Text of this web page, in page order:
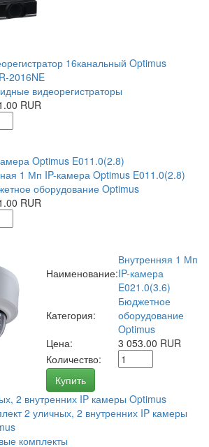
16канальный Optimus
2016NE
видеорегистраторы
RUR
1 Мп IP-камера Optimus E011.0(2.8)
оборудование Optimus
RUR
Наименование:
Внутренняя 1 Мп
IP-камера
E021.0(3.6)
Категория:
Бюджетное
оборудование
Optimus
Цена:
3 053.00 RUR
Количество:
Купить
2 уличных, 2 внутренних IP камеры
комплекты